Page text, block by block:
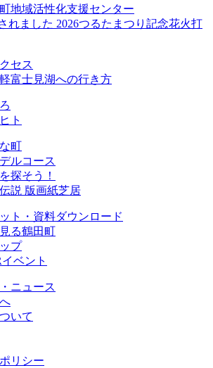
セス
富士見湖への行き方
ト
町
ルコース
探そう！
説 版画紙芝居
ト・資料ダウンロード
る鶴田町
プ
ベント
ニュース
いて
リシー